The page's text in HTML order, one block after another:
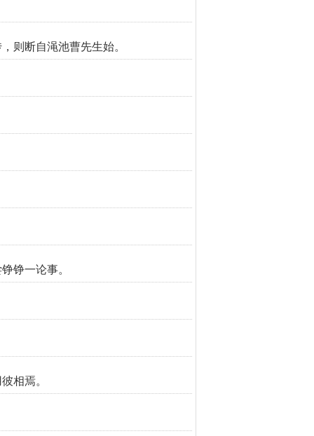
则断自渑池曹先生始。
铮一论事。
相焉。